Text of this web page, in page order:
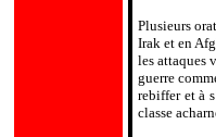
Plusieurs
Irak et en
les attaques
guerre
rebiffer et à
classe